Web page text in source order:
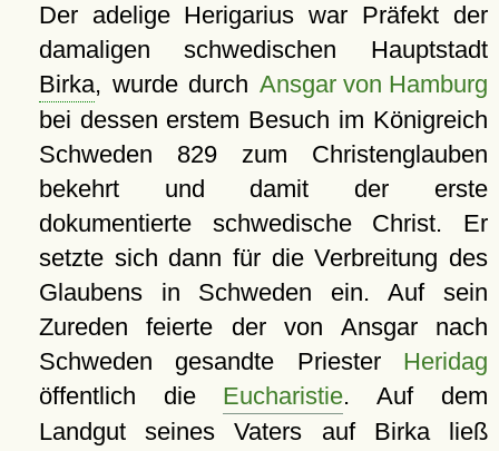
Der adelige Herigarius war Präfekt der
damaligen schwedischen Hauptstadt
Birka, wurde durch Ansgar von Hamburg
bei dessen erstem Besuch im Königreich
Schweden 829 zum Christenglauben
bekehrt und damit der erste
dokumentierte schwedische Christ. Er
setzte sich dann für die Verbreitung des
Glaubens in Schweden ein. Auf sein
Zureden feierte der von Ansgar nach
Schweden gesandte Priester Heridag
öffentlich die Eucharistie. Auf dem
Landgut seines Vaters auf Birka ließ